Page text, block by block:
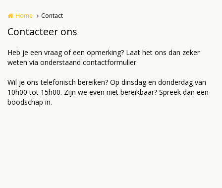
Home Contact
Contacteer ons
Heb je een vraag of een opmerking? Laat het ons dan zeker
weten via onderstaand contactformulier.
Wil je ons telefonisch bereiken? Op dinsdag en donderdag van
10h00 tot 15h00. Zijn we even niet bereikbaar? Spreek dan een
boodschap in.